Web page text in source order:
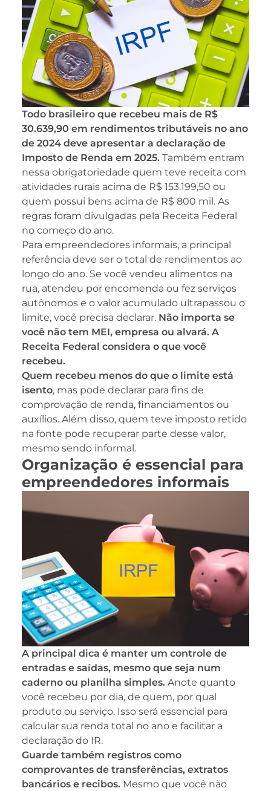
Todo brasileiro que recebeu mais de R$
30.639,90 em rendimentos tributáveis no ano
de 2024 deve apresentar a declaração de
Imposto de Renda em 2025. Também entram
nessa obrigatoriedade quem teve receita com
atividades rurais acima de R$ 153.199,50 ou
quem possui bens acima de R$ 800 mil. As
regras foram divulgadas pela Receita Federal
no começo do ano.
Para empreendedores informais, a principal
referência deve ser o total de rendimentos ao
longo do ano. Se você vendeu alimentos na
rua, atendeu por encomenda ou fez serviços
autônomos e o valor acumulado ultrapassou o
limite, você precisa declarar. Não importa se
você não tem MEI, empresa ou alvará. A
Receita Federal considera o que você
recebeu.
Quem recebeu menos do que o limite está
isento, mas pode declarar para fins de
comprovação de renda, financiamentos ou
auxílios. Além disso, quem teve imposto retido
na fonte pode recuperar parte desse valor,
mesmo sendo informal.
Organização é essencial para
empreendedores informais
A principal dica é manter um controle de
entradas e saídas, mesmo que seja num
caderno ou planilha simples. Anote quanto
você recebeu por dia, de quem, por qual
produto ou serviço. Isso será essencial para
calcular sua renda total no ano e facilitar a
declaração do IR.
Guarde também registros como
comprovantes de transferências, extratos
bancários e recibos. Mesmo que você não